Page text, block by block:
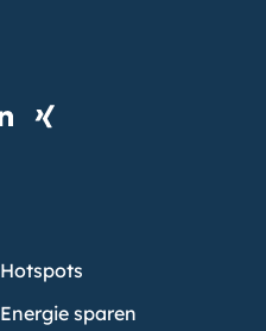
Hotspots
Energie sparen